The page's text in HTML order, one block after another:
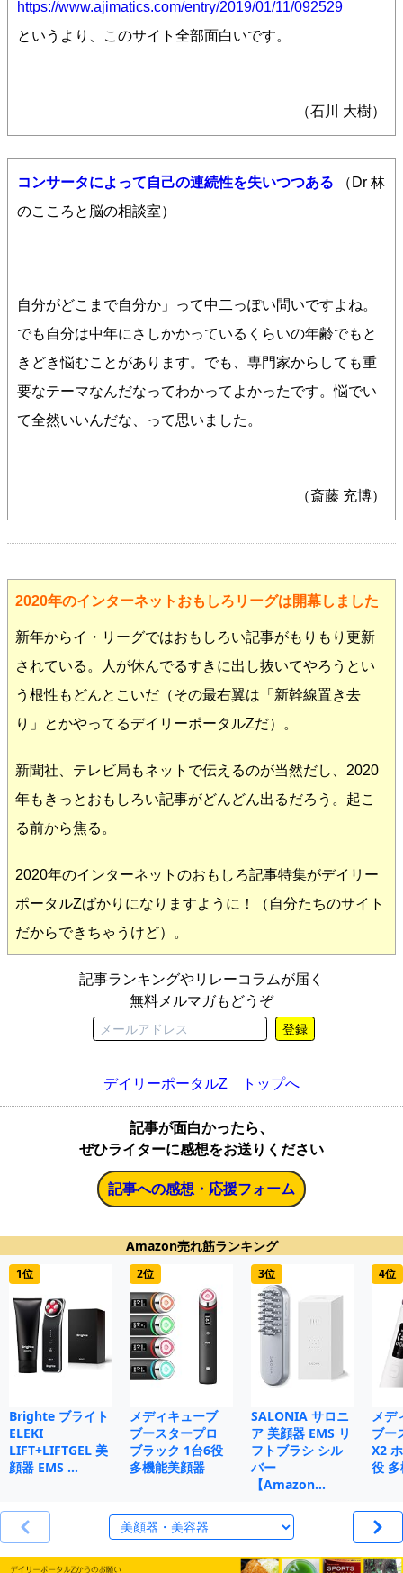
https://www.ajimatics.com/entry/2019/01/11/092529
というより、このサイト全部面白いです。
（石川 大樹）
コンサータによって自己の連続性を失いつつある （Dr 林
のこころと脳の相談室）
自分がどこまで自分か」って中二っぽい問いですよね。
でも自分は中年にさしかかっているくらいの年齢でもと
きどき悩むことがあります。でも、専門家からしても重
要なテーマなんだなってわかってよかったです。悩でい
て全然いいんだな、って思いました。
（斎藤 充博）
2020年のインターネットおもしろリーグは開幕しました
新年からイ・リーグではおもしろい記事がもりもり更新
されている。人が休んでるすきに出し抜いてやろうとい
う根性もどんとこいだ（その最右翼は「新幹線置き去
り」とかやってるデイリーポータルZだ）。
新聞社、テレビ局もネットで伝えるのが当然だし、2020
年もきっとおもしろい記事がどんどん出るだろう。起こ
る前から焦る。
2020年のインターネットのおもしろ記事特集がデイリー
ポータルZばかりになりますように！（自分たちのサイト
だからできちゃうけど）。
記事ランキングやリレーコラムが届く
無料メルマガもどうぞ
登録
デイリーポータルZ トップへ
記事が面白かったら、
ぜひライターに感想をお送りください
記事への感想・応援フォーム
Amazon売れ筋ランキング
1位
Brighte ブライト
ELEKI
LIFT+LIFTGEL 美
顔器 EMS …
2位
メディキューブ
ブースタープロ
ブラック 1台6役
多機能美顔器
3位
SALONIA サロニ
ア 美顔器 EMS リ
フトブラシ シル
バー
【Amazon…
4位
メデ
ブー
X2
役